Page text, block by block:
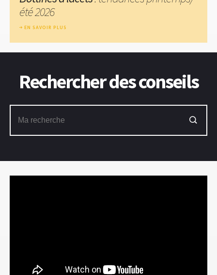
été 2026
EN SAVOIR PLUS
Rechercher des conseils